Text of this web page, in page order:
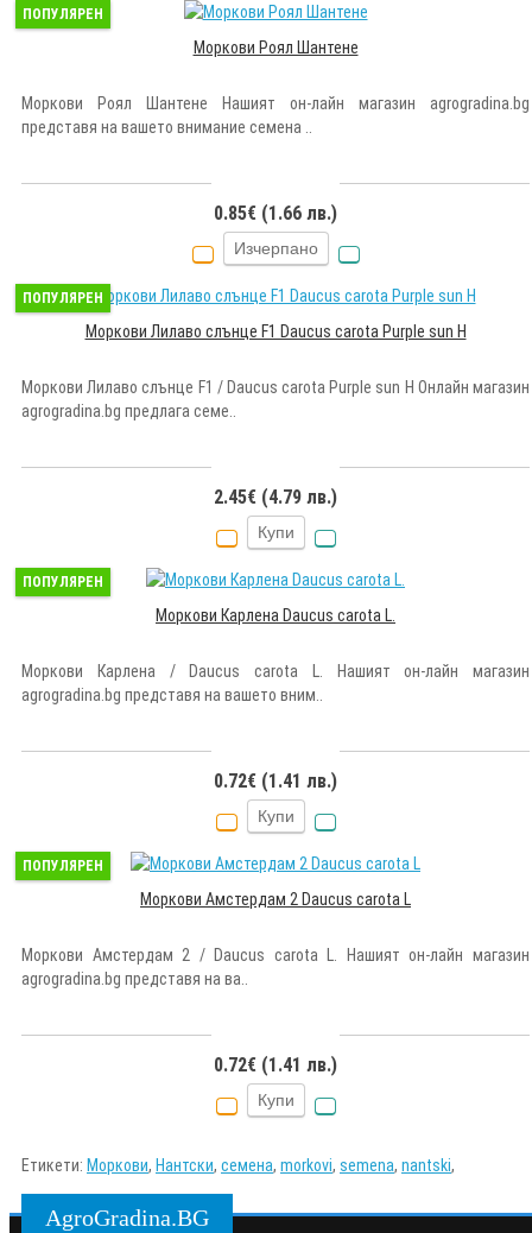
ПОПУЛЯРЕН
Моркови Роял Шантене
Моркови Роял Шантене Нашият он-лайн магазин agrogradina.bg
представя на вашето внимание семена ..
0.85€ (1.66 лв.)
Изчерпано
ПОПУЛЯРЕН
Моркови Лилаво слънце F1 Daucus carota Purple sun H
Моркови Лилаво слънце F1 / Daucus carota Purple sun H Онлайн магазин
agrogradina.bg предлага семе..
2.45€ (4.79 лв.)
Купи
ПОПУЛЯРЕН
Моркови Карлена Daucus carota L.
Моркови Карлена / Daucus carota L. Нашият он-лайн магазин
agrogradina.bg представя на вашето вним..
0.72€ (1.41 лв.)
Купи
ПОПУЛЯРЕН
Моркови Aмстердам 2 Daucus carota L
Моркови Амстердам 2 / Daucus carota L. Нашият он-лайн магазин
agrogradina.bg представя на ва..
0.72€ (1.41 лв.)
Купи
Етикети: Моркови, Нантски, семена, morkovi, semena, nantski,
AgroGradina.BG